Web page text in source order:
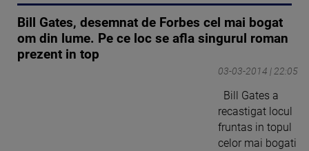
Bill Gates, desemnat de Forbes cel mai bogat
om din lume. Pe ce loc se afla singurul roman
prezent in top
03-03-2014 | 22:05
Bill Gates a
recastigat locul
fruntas in topul
celor mai bogati